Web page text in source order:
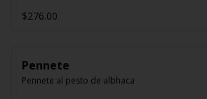
$276.00
Pennete
Pennete al pesto de albhaca